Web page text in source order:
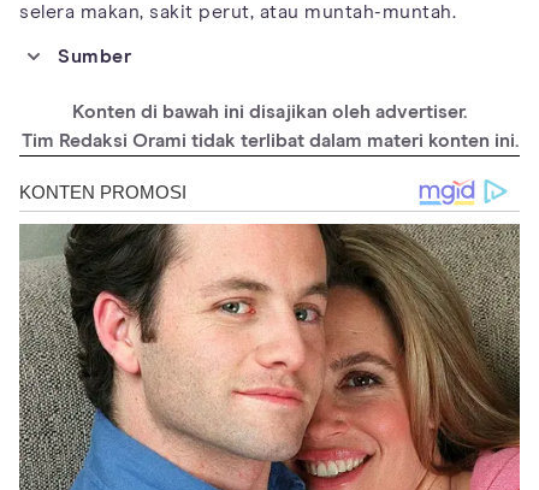
selera makan, sakit perut, atau muntah-muntah.
Sumber
6.html
https://my.clevelandclinic.org/health/drugs/1825
6-dimenhydrinate-oral-tablets
https://www.drugs.com/mtm/dimenhydrinate.ht
ml
Konten di bawah ini disajikan oleh advertiser.
Tim Redaksi Orami tidak terlibat dalam materi konten ini.